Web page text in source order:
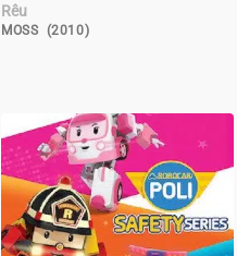
Rêu
MOSS (2010)